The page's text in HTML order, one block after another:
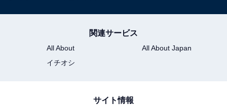
関連サービス
All About
All About Japan
イチオシ
サイト情報